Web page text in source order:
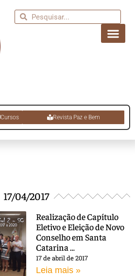
Cursos Revista Paz e Bem
17/04/2017
Realização de Capítulo
Eletivo e Eleição de Novo
Conselho em Santa
Catarina …
17 de abril de 2017
Leia mais »